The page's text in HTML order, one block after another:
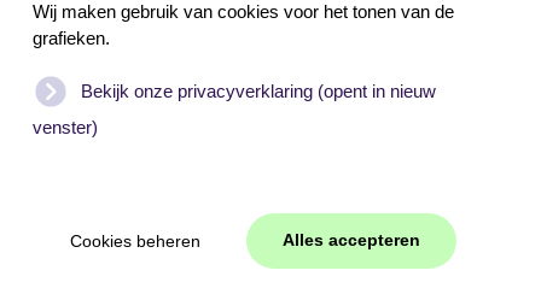
Wij maken gebruik van cookies voor het tonen van de
grafieken.
Bekijk onze privacyverklaring (opent in nieuw
venster)
Cookies beheren Alles accepteren
verdeling soorten subsidies binnen gezondheid
Soorten
Subsidiebeleidskaart Texel
WEBJONGENS Joomla |
Cookies beheren